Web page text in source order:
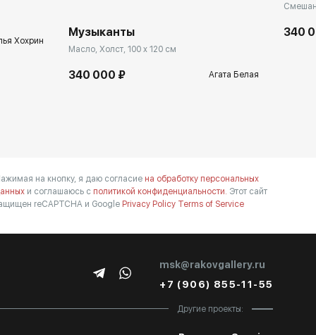
Хохрин
Музыканты
Масло, Холст, 100 x 120 см
340 000 ₽ Агата Белая
340
на кнопку, я даю согласие на обработку персональных
и соглашаюсь с политикой конфиденциальности. Этот сайт
reCAPTCHA и Google Privacy Policy Terms of Service
msk@rakovgallery.ru
+7 (906) 855-11-55
Другие проекты: